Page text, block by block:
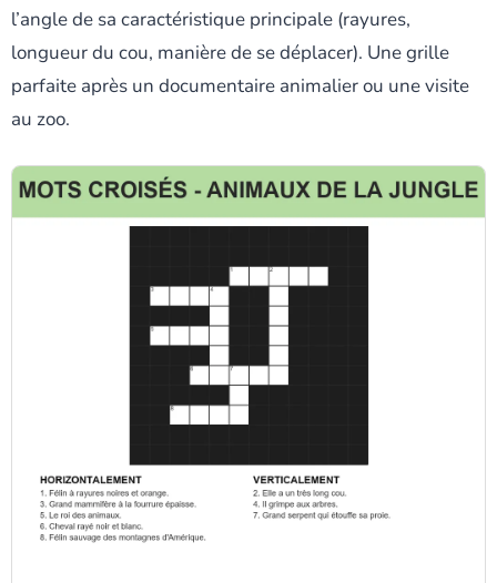
l’angle de sa caractéristique principale (rayures,
longueur du cou, manière de se déplacer). Une grille
parfaite après un documentaire animalier ou une visite
au zoo.